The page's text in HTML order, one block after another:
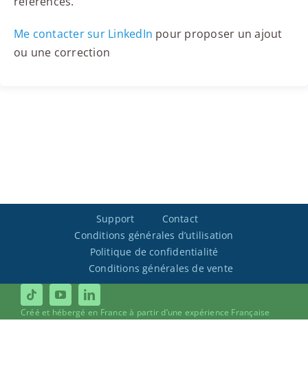
Me contacter sur LinkedIn pour proposer un ajout
ou une correction
Support
Contact
Conditions générales d’utilisation
Politique de confidentialité
Conditions générales de vente
Créé et hébergé en France à partir d’une expérience Française